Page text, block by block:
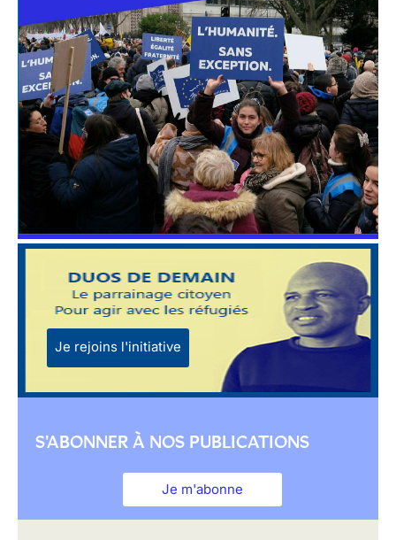
Je rejoins l'initiative
S'ABONNER À NOS PUBLICATIONS
Je m'abonne